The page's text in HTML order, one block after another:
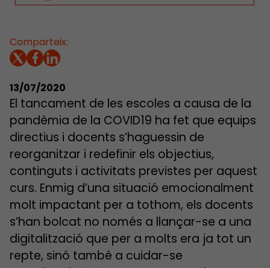
Comparteix:
13/07/2020
El tancament de les escoles a causa de la
pandèmia de la COVID19 ha fet que equips
directius i docents s’haguessin de
reorganitzar i redefinir els objectius,
continguts i activitats previstes per aquest
curs. Enmig d’una situació emocionalment
molt impactant per a tothom, els docents
s’han bolcat no només a llançar-se a una
digitalització que per a molts era ja tot un
repte, sinó també a cuidar-se